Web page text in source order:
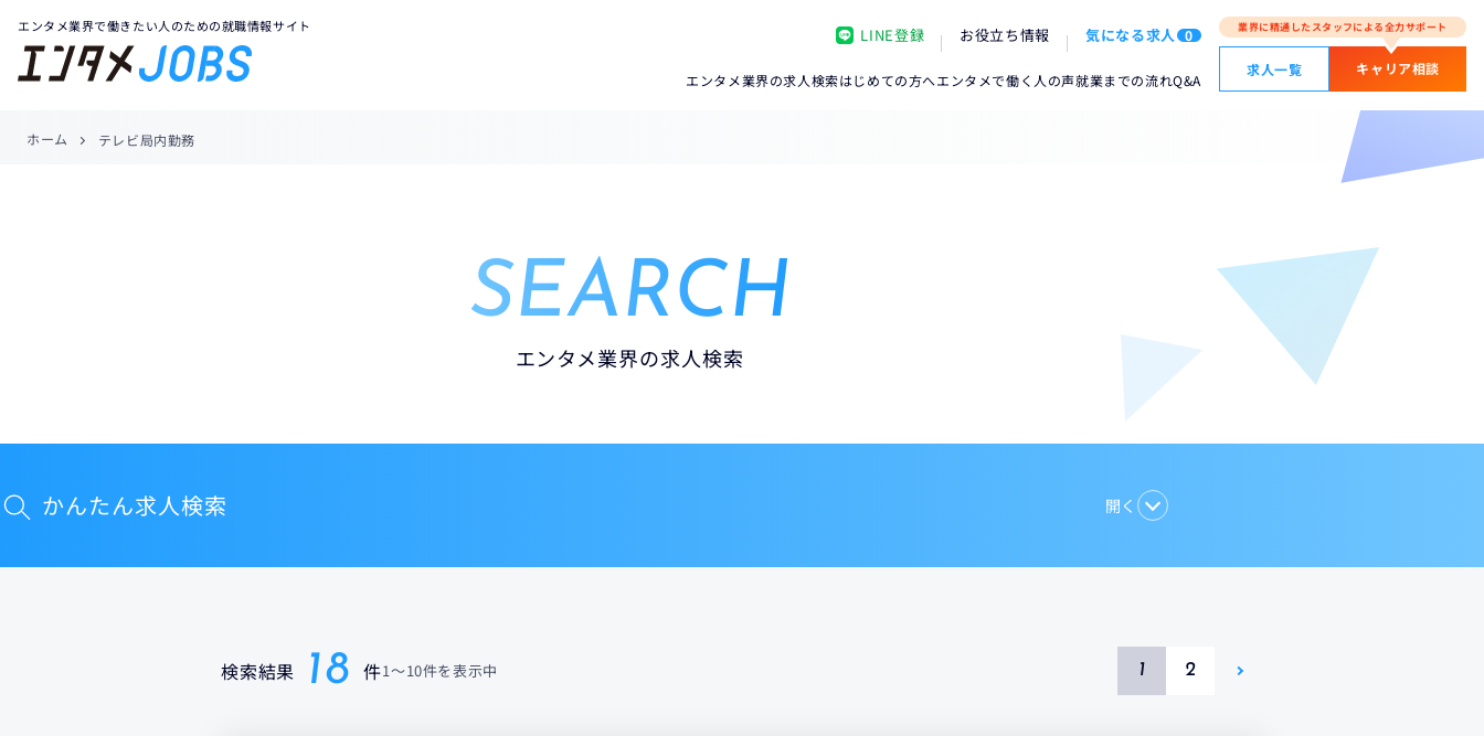
エンタメ業界で働きたい人のための就職情報サイト LINE登録 お役立ち情報 気になる求人 0
エンタメ業界の求人検索はじめての方へエンタメで働く人の声就業までの流れQ&A
業界に精通したスタッフによる全力サポート
求人一覧 キャリア相談
ホーム テレビ局内勤務
SEARCH
エンタメ業界の求人検索
かんたん求人検索 開く
検索結果 18 件1〜10件を表示中 1 2